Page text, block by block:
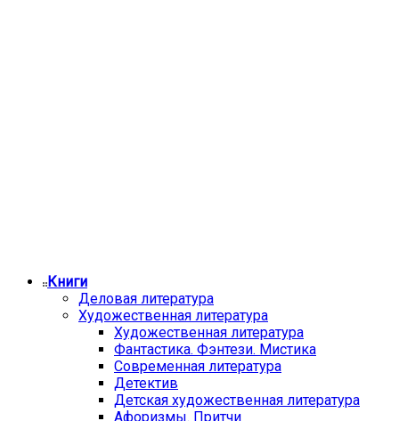
Книги
Деловая литература
Художественная литература
Художественная литература
Фантастика. Фэнтези. Мистика
Современная литература
Детектив
Детская художественная литература
Афоризмы. Притчи